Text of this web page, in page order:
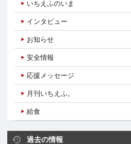
いちえふのいま
インタビュー
お知らせ
安全情報
応援メッセージ
月刊いちえふ。
給食
過去の情報